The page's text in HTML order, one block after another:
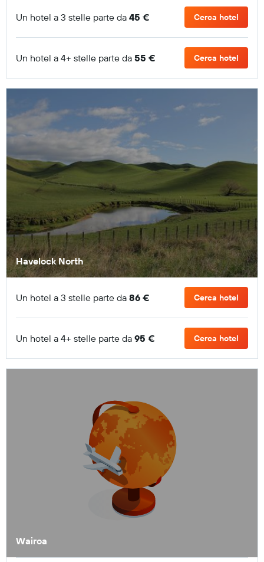
Un hotel a 3 stelle parte da 45 € Cerca hotel
Un hotel a 4+ stelle parte da 55 € Cerca hotel
Havelock North
Un hotel a 3 stelle parte da 86 € Cerca hotel
Un hotel a 4+ stelle parte da 95 € Cerca hotel
Wairoa